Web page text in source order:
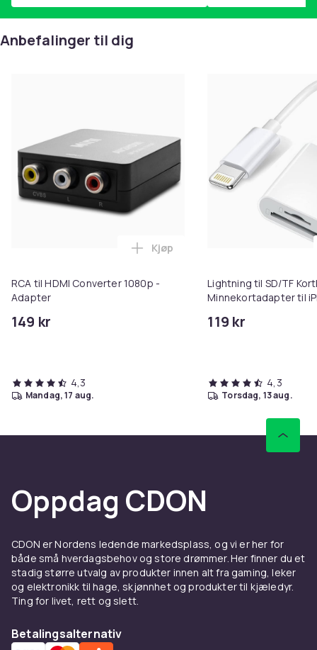
Anbefalinger til dig
RCA til HDMI Converter 1080p -
Adapter
149 kr
Legg RCA til HDMI Converter
Kjøp
4,3
mandag, 17 aug.
Lightning til SD/TF
Minnekortadapter til
119 kr
4,3
torsdag, 13 aug.
Oppdag CDON
CDON er Nordens ledende markedsplass, og vi er her for
både små hverdagsbehov og store drømmer. Her finner du et
stadig større utvalg av produkter innen alt fra gaming, leker
og elektronikk til hage, skjønnhet og produkter til kjæledyr.
Ting for livet, rett og slett.
Betalingsalternativ